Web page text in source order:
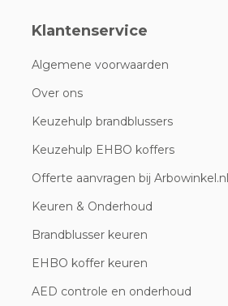
Klantenservice
Algemene voorwaarden
Over ons
Keuzehulp brandblussers
Keuzehulp EHBO koffers
Offerte aanvragen bij Arbowinkel.nl
Keuren & Onderhoud
Brandblusser keuren
EHBO koffer keuren
AED controle en onderhoud